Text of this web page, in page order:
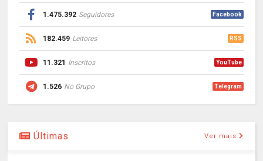
1.475.392 Seguidores Facebook
182.459 Leitores RSS
11.321 Inscritos YouTube
1.526 No Grupo Telegram
Últimas Ver mais